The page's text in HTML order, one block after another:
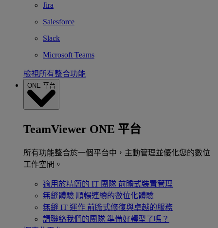
Jira
Salesforce
Slack
Microsoft Teams
檢視所有整合功能
ONE 平台
TeamViewer ONE 平台
所有功能整合於一個平台中，主動管理並優化您的數位
工作空間。
適用於精簡的 IT 團隊 前瞻式裝置管理
無縫體驗 順暢連續的數位化體驗
無縫 IT 運作 前瞻式修復與卓越的服務
請聯絡我們的團隊 準備好轉型了嗎？